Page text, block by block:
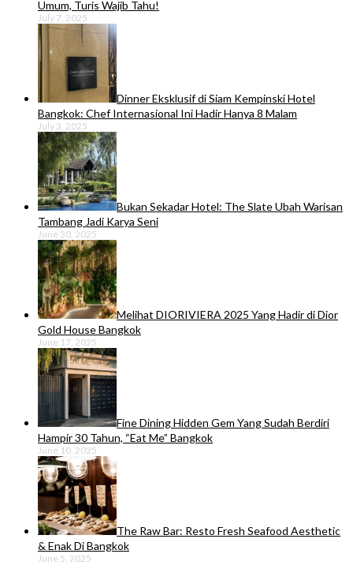
Umum, Turis Wajib Tahu!
July 7, 2025
Dinner Eksklusif di Siam Kempinski Hotel
Bangkok: Chef Internasional Ini Hadir Hanya 8 Malam
July 3, 2025
Bukan Sekadar Hotel: The Slate Ubah Warisan
Tambang Jadi Karya Seni
June 30, 2025
Melihat DIORIVIERA 2025 Yang Hadir di Dior
Gold House Bangkok
June 17, 2025
Fine Dining Hidden Gem Yang Sudah Berdiri
Hampir 30 Tahun, “Eat Me” Bangkok
June 10, 2025
The Raw Bar: Resto Fresh Seafood Aesthetic
& Enak Di Bangkok
June 5, 2025